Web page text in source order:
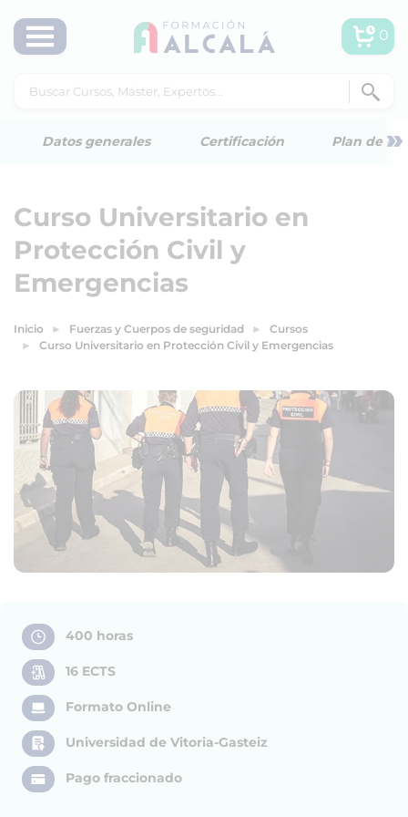
0
Datos generales Certificación Plan de »
Curso Universitario en
Protección Civil y
Emergencias
Inicio Fuerzas y Cuerpos de seguridad
Cursos
Curso Universitario en Protección Civil y Emergencias
400 horas
16 ECTS
Formato Online
Universidad de Vitoria-Gasteiz
Pago fraccionado